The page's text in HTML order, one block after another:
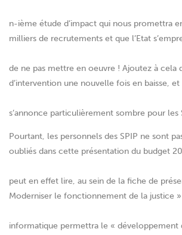
n-ième étude d’impact qui nous promettra
milliers de recrutements et que l’Etat
de ne pas mettre en oeuvre ! Ajoutez à cela
d’intervention une nouvelle fois en baisse, et
s’annonce particulièrement sombre pour les
Pourtant, les personnels des SPIP ne sont
oubliés dans cette présentation du budget
peut en effet lire, au sein de la fiche de
Moderniser le fonctionnement de la justice
informatique permettra le « développement